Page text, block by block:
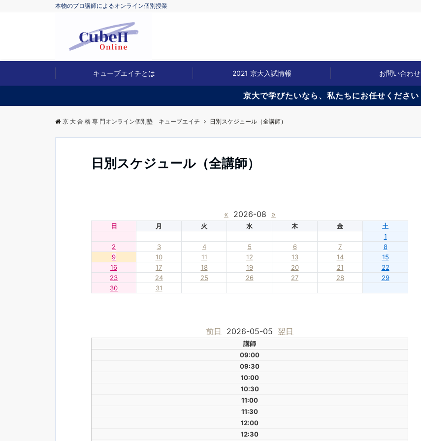
本物のプロ講師によるオンライン個別授業
キューブエイチとは 2021 京大入試情報 お問い合わせ
京大で学びたいなら、私たちにお任せください
京 大 合 格 専 門オンライン個別塾 キューブエイチ 日別スケジュール（全講師）
日別スケジュール（全講師）
« 2026-08 »
日 月 火 水 木 金
土
1
2
3 4 5 6 7
8
9
10 11 12 13 14
15
16
17 18 19 20 21
22
23
24 25 26 27 28
29
30
31
前日 2026-05-05 翌日
講師
09:00
09:30
10:00
10:30
11:00
11:30
12:00
12:30